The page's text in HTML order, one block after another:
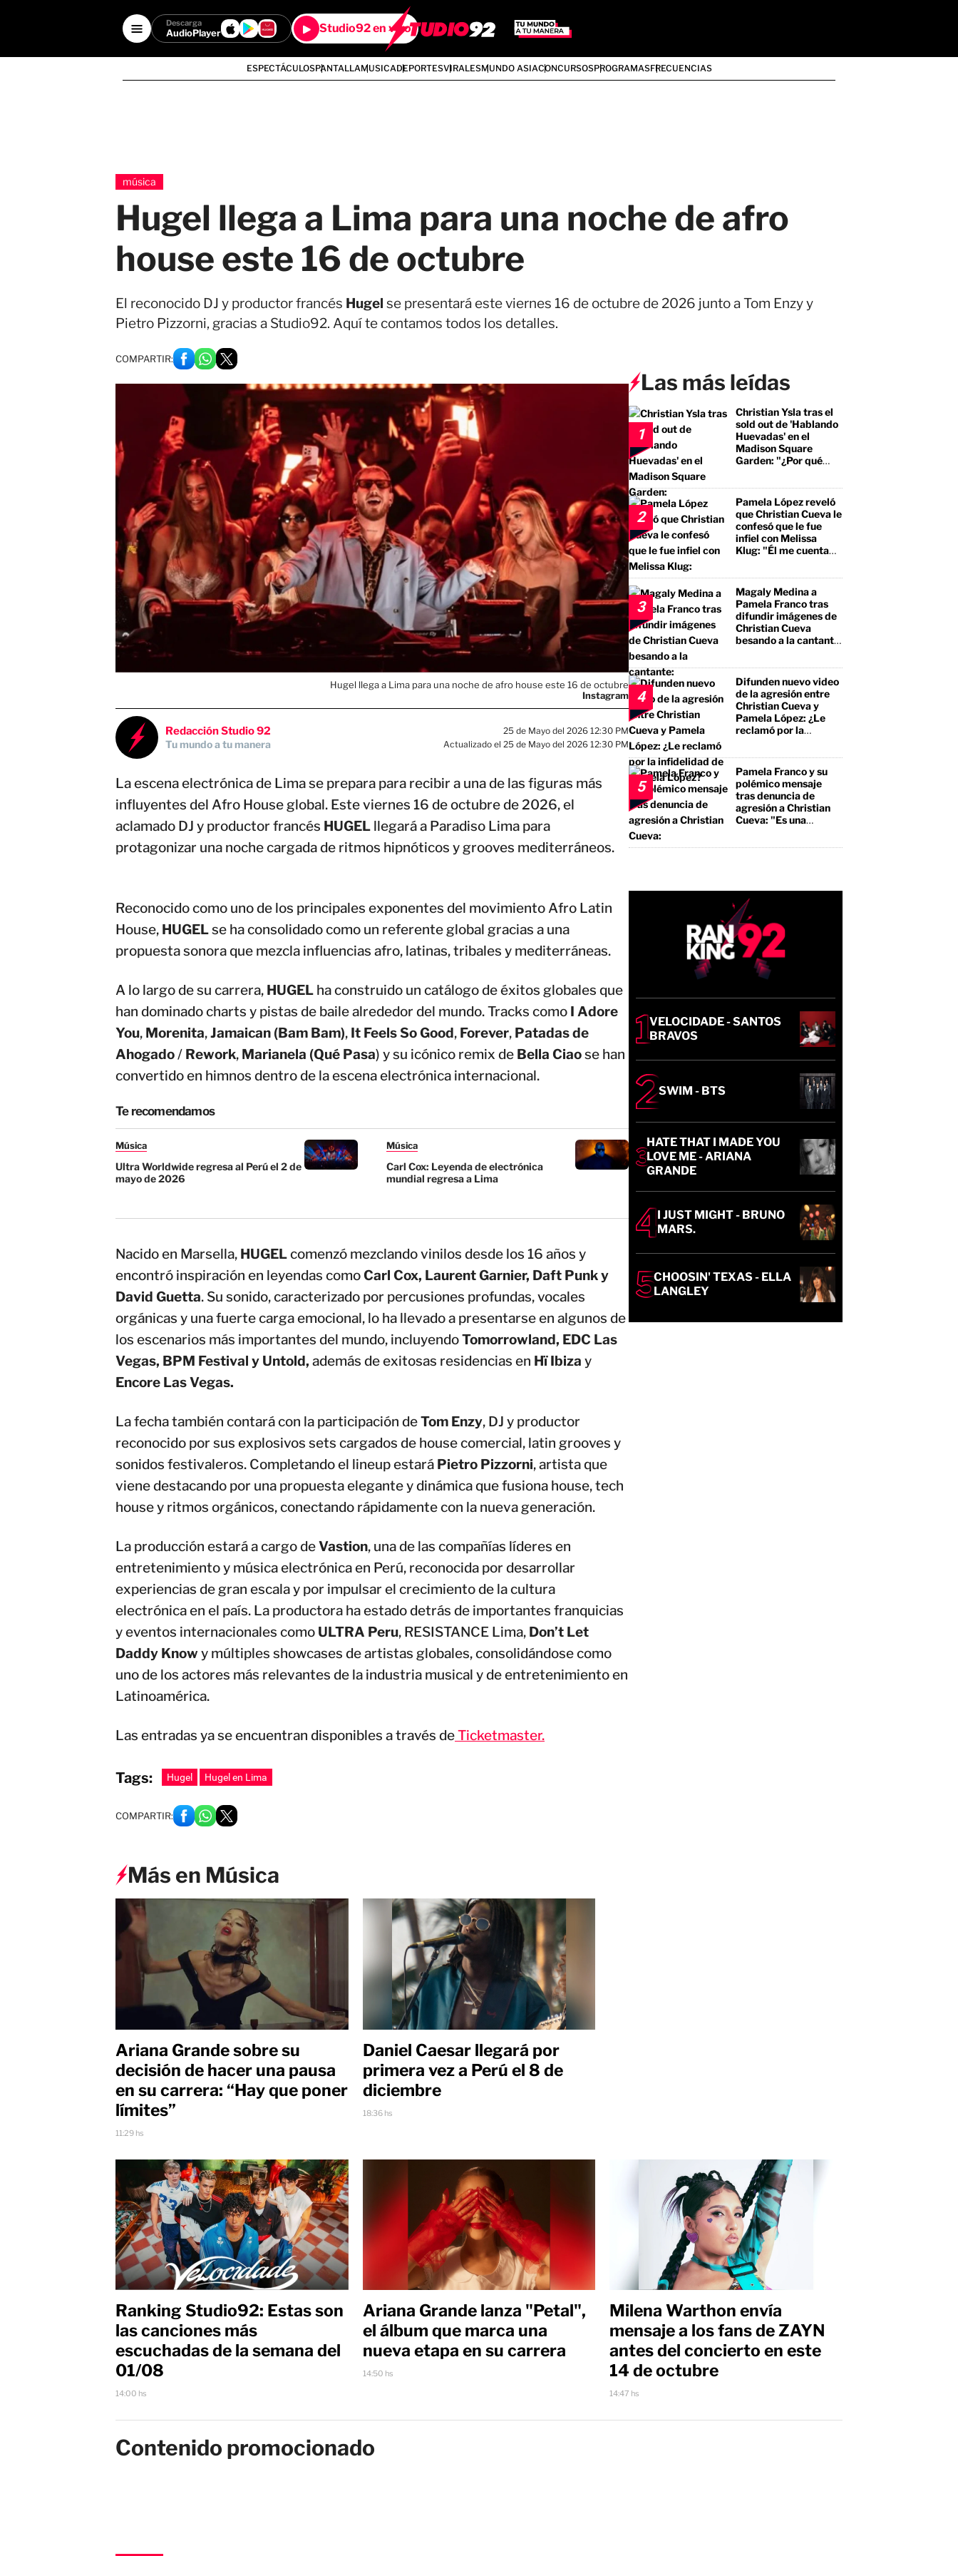
Descarga
AudioPlayer Studio92 en vivo
ESPECTÁCULOSPANTALLAMUSICADEPORTESVIRALESMUNDO ASIACONCURSOSPROGRAMASFRECUENCIAS
música
Hugel llega a Lima para una noche de afro
house este 16 de octubre
El reconocido DJ y productor francés Hugel se presentará este viernes 16 de octubre de 2026 junto a Tom Enzy y
Pietro Pizzorni, gracias a Studio92. Aquí te contamos todos los detalles.
COMPARTIR:
Hugel llega a Lima para una noche de afro house este 16 de octubre
Instagram
Redacción Studio 92
Tu mundo a tu manera
25 de Mayo del 2026 12:30 PM
Actualizado el 25 de Mayo del 2026 12:30 PM
La escena electrónica de Lima se prepara para recibir a una de las figuras más
influyentes del Afro House global. Este viernes 16 de octubre de 2026, el
aclamado DJ y productor francés HUGEL llegará a Paradiso Lima para
protagonizar una noche cargada de ritmos hipnóticos y grooves mediterráneos.
Reconocido como uno de los principales exponentes del movimiento Afro Latin
House, HUGELse ha consolidado como un referente global gracias a una
propuesta sonora que mezcla influencias afro, latinas, tribales y mediterráneas.
A lo largo de su carrera, HUGEL ha construido un catálogo de éxitos globales que
han dominado charts y pistas de baile alrededor del mundo. Tracks como I Adore
You, Morenita,Jamaican (Bam Bam), It Feels So Good, Forever, Patadas de
Ahogado/ Rework, Marianela (Qué Pasa) y su icónico remix de Bella Ciaose han
convertido en himnos dentro de la escena electrónica internacional.
Te recomendamos
Música
Ultra Worldwide regresa al Perú el 2 de
mayo de 2026
Música
Carl Cox: Leyenda de electrónica
mundial regresa a Lima
Nacido en Marsella, HUGELcomenzó mezclando vinilos desde los 16 años y
encontró inspiración en leyendas comoCarl Cox, Laurent Garnier, Daft Punk y
David Guetta. Su sonido, caracterizado por percusiones profundas, vocales
orgánicas y una fuerte carga emocional, lo ha llevado a presentarse en algunos de
los escenarios más importantes del mundo, incluyendoTomorrowland, EDC Las
Vegas, BPM Festival y Untold, además de exitosas residencias en Hï Ibiza y
Encore Las Vegas.
La fecha también contará con la participación deTom Enzy, DJ y productor
reconocido por sus explosivos sets cargados de house comercial, latin grooves y
sonidos festivaleros. Completando el lineup estará Pietro Pizzorni, artista que
viene destacando por una propuesta elegante y dinámica que fusiona house, tech
house y ritmos orgánicos, conectando rápidamente con la nueva generación.
La producción estará a cargo deVastion, una de las compañías líderes en
entretenimiento y música electrónica en Perú, reconocida por desarrollar
experiencias de gran escala y por impulsar el crecimiento de la cultura
electrónica en el país. La productora ha estado detrás de importantes franquicias
y eventos internacionales como ULTRA Peru, RESISTANCE Lima, Don’t Let
Daddy Know y múltiples showcases de artistas globales, consolidándose como
uno de los actores más relevantes de la industria musical y de entretenimiento en
Latinoamérica.
Las entradas ya se encuentran disponibles a través deTicketmaster.
Tags: Hugel Hugel en Lima
COMPARTIR:
Las más leídas
1
Christian Ysla tras el
sold out de 'Hablando
Huevadas' en el
Madison Square
Garden: "¿Por qué
2
Pamela López reveló
que Christian Cueva le
confesó que le fue
infiel con Melissa
Klug: "Él me cuenta
3
Magaly Medina a
Pamela Franco tras
difundir imágenes de
Christian Cueva
besando a la cantante:
a un borracho, a un
pegalón"
4
Difunden nuevo video
de la agresión entre
Christian Cueva y
Pamela López: ¿Le
reclamó por la
5
Pamela Franco y su
polémico mensaje
tras denuncia de
agresión a Christian
Cueva: "Es una
VELOCIDADE - SANTOS
BRAVOS
SWIM - BTS
HATE THAT I MADE YOU
LOVE ME - ARIANA
GRANDE
I JUST MIGHT - BRUNO
MARS.
CHOOSIN' TEXAS - ELLA
LANGLEY
Más en Música
Ariana Grande sobre su
decisión de hacer una pausa
en su carrera: “Hay que poner
límites”
11:29 hs
Daniel Caesar llegará por
primera vez a Perú el 8 de
diciembre
18:36 hs
Ranking Studio92: Estas son
las canciones más
escuchadas de la semana del
01/08
14:00 hs
Ariana Grande lanza "Petal",
el álbum que marca una
nueva etapa en su carrera
14:50 hs
Milena Warthon envía
mensaje a los fans de ZAYN
antes del concierto en este
14 de octubre
14:47 hs
Contenido promocionado